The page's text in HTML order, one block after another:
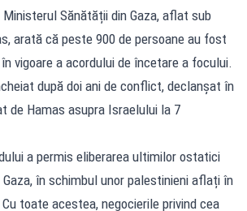
Sănătății din Gaza, aflat sub
arată că peste 900 de persoane au fost
vigoare a acordului de încetare a focului.
după doi ani de conflict, declanșat în
de Hamas asupra Israelului la 7
a permis eliberarea ultimilor ostatici
în schimbul unor palestinieni aflați în
toate acestea, negocierile privind cea